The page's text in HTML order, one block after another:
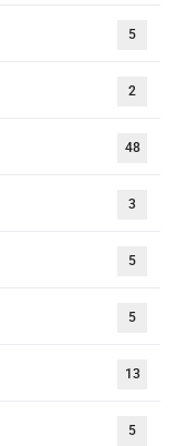
5
2
48
3
5
5
13
5